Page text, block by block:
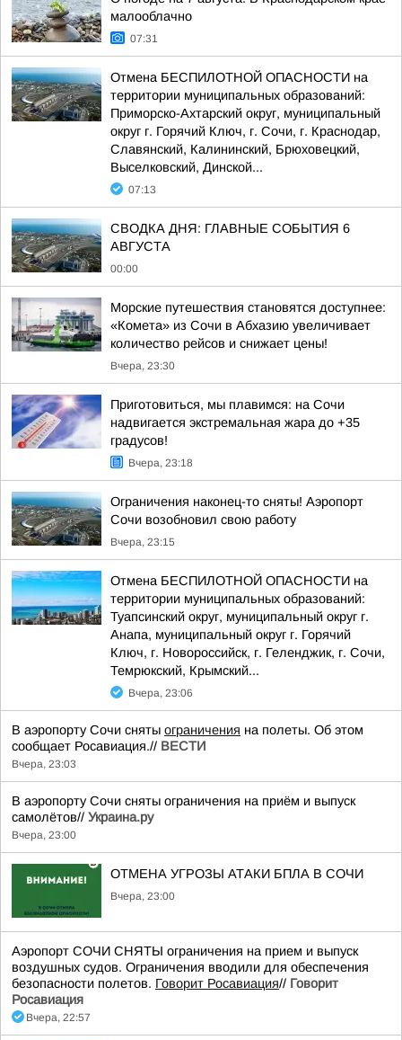
малооблачно
07:31
Отмена БЕСПИЛОТНОЙ ОПАСНОСТИ на
территории муниципальных образований:
Приморско-Ахтарский округ, муниципальный
округ г. Горячий Ключ, г. Сочи, г. Краснодар,
Славянский, Калининский, Брюховецкий,
Выселковский, Динской...
07:13
СВОДКА ДНЯ: ГЛАВНЫЕ СОБЫТИЯ 6
АВГУСТА
00:00
Морские путешествия становятся доступнее:
«Комета» из Сочи в Абхазию увеличивает
количество рейсов и снижает цены!
Вчера, 23:30
Приготовиться, мы плавимся: на Сочи
надвигается экстремальная жара до +35
градусов!
Вчера, 23:18
Ограничения наконец-то сняты! Аэропорт
Сочи возобновил свою работу
Вчера, 23:15
Отмена БЕСПИЛОТНОЙ ОПАСНОСТИ на
территории муниципальных образований:
Туапсинский округ, муниципальный округ г.
Анапа, муниципальный округ г. Горячий
Ключ, г. Новороссийск, г. Геленджик, г. Сочи,
Темрюкский, Крымский...
Вчера, 23:06
В аэропорту Сочи сняты ограничения на полеты. Об этом
сообщает Росавиация.// ВЕСТИ
Вчера, 23:03
В аэропорту Сочи сняты ограничения на приём и выпуск
самолётов// Украина.ру
Вчера, 23:00
ОТМЕНА УГРОЗЫ АТАКИ БПЛА В СОЧИ
Вчера, 23:00
Аэропорт СОЧИ СНЯТЫ ограничения на прием и выпуск
воздушных судов. Ограничения вводили для обеспечения
безопасности полетов. Говорит Росавиация// Говорит
Росавиация
Вчера, 22:57